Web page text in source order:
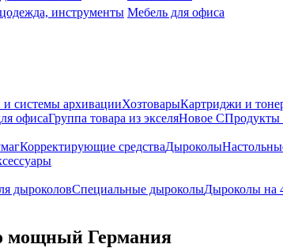
инструменты Мебель для офиса
системы архивацииХозтоварыКартриджи и
офисаГруппа товара из экселяНовое СПродукты
Корректирующие средстваДыроколы
дыроколовСпециальные дыроколыДыроколы на
мощный Германия